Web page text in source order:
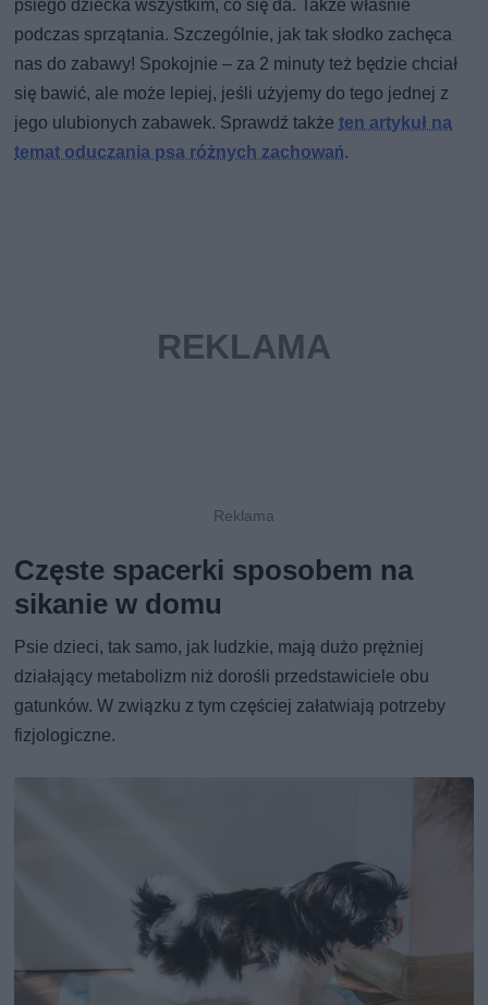
psiego dziecka wszystkim, co się da. Także właśnie
podczas sprzątania. Szczególnie, jak tak słodko zachęca
nas do zabawy! Spokojnie – za 2 minuty też będzie chciał
się bawić, ale może lepiej, jeśli użyjemy do tego jednej z
jego ulubionych zabawek. Sprawdź takżeten artykuł na
temat oduczania psa różnych zachowań.
Częste spacerki sposobem na
sikanie w domu
Psie dzieci, tak samo, jak ludzkie, mają dużo prężniej
działający metabolizm niż dorośli przedstawiciele obu
gatunków. W związku z tym częściej załatwiają potrzeby
fizjologiczne.